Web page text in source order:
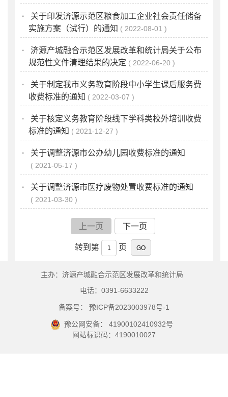
·
关于印发济源示范区粮食加工企业社会责任储备
实施方案（试行）的通知
2022-08-01
·
济源产城融合示范区发展改革和统计局关于公布
规范性文件清理结果的决定
2022-06-20
·
关于制定我市义务教育阶段中小学生课后服务费
收费标准的通知
2022-03-07
·
关于核定义务教育阶段线下学科类校外培训收费
标准的通知
2021-12-27
· 关于调整济源市公办幼儿园收费标准的通知
2021-05-17
· 关于调整济源市医疗废物处置收费标准的通知
2021-03-30
上一页 下一页
转到第 页
主办：济源产城融合示范区发展改革和统计局
电话：0391-6633222
备案号： 豫ICP备2023003978号-1
豫公网安备： 41900102410932号
网站标识码：4190010027